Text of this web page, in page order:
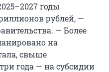
годы
рублей, —
— Более
на
свыше
года — на субсидии